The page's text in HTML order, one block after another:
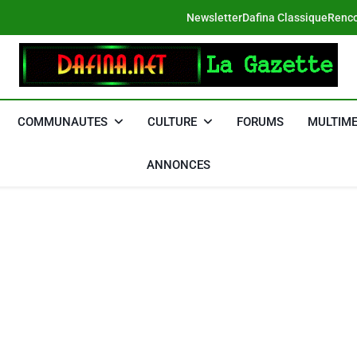
NewsletterDafina Classique
DAFINA
COMMUNAUTES CULTURE FORUMS
ANNONCES